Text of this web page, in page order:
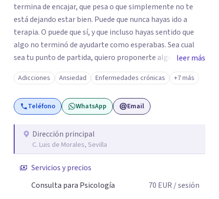
termina de encajar, que pesa o que simplemente no te
está dejando estar bien. Puede que nunca hayas ido a
terapia. O puede que sí, y que incluso hayas sentido que
algo no terminó de ayudarte como esperabas. Sea cual
sea tu punto de partida, quiero proponerte algo
importante: darte la oportunidad de entender qué te está
pasando y empezar a trabajarlo desde un lugar distinto.
Cuando esto ocurre, muchas personas intentan seguir
adelante como pueden. Se exigen más, intentan
momento en el que entender lo que está pasando se
vuelve imprescindible para poder cambiarlo. Mi trabajo
Soy Psicóloga General Sanitaria y trabajo principalmente
de forma presencial en Sevilla, acompañando a personas
leer más
Adicciones Ansiedad Enfermedades crónicas +7 más
Teléfono WhatsApp Email
Dirección principal
C. Luis de Morales, Sevilla
Servicios y precios
Consulta para Psicología
70 EUR / sesión